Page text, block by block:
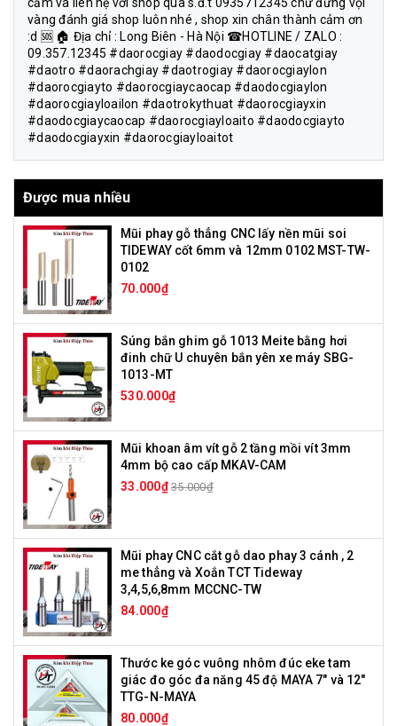
vàng đánh giá shop luôn nhé , shop xin chân thành cảm ơn
:d 🆘 🏠 Địa chỉ : Long Biên - Hà Nội ☎HOTLINE / ZALO :
09.357.12345 #daorocgiay #daodocgiay #daocatgiay
#daotro #daorachgiay #daotrogiay #daorocgiaylon
#daorocgiayto #daorocgiaycaocap #daodocgiaylon
#daorocgiayloailon #daotrokythuat #daorocgiayxin
#daodocgiaycaocap #daorocgiayloaito #daodocgiayto
#daodocgiayxin #daorocgiayloaitot
Được mua nhiều
Mũi phay gỗ thẳng CNC lấy nền mũi soi
TIDEWAY cốt 6mm và 12mm 0102 MST-TW-
0102
70.000₫
Súng bắn ghim gỗ 1013 Meite bằng hơi
đinh chữ U chuyên bắn yên xe máy SBG-
1013-MT
530.000₫
Mũi khoan âm vít gỗ 2 tầng mồi vít 3mm
4mm bộ cao cấp MKAV-CAM
33.000₫ 35.000₫
Mũi phay CNC cắt gỗ dao phay 3 cánh , 2
me thẳng và Xoắn TCT Tideway
3,4,5,6,8mm MCCNC-TW
84.000₫
Thước ke góc vuông nhôm đúc eke tam
giác đo góc đa năng 45 độ MAYA 7" và 12"
TTG-N-MAYA
80.000₫